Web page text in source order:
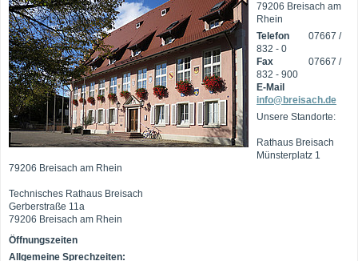
79206 Breisach am
Rhein
Telefon
07667 /
832 - 0
Fax
07667 /
832 - 900
E-Mail
info@breisach.de
Unsere Standorte:
Rathaus Breisach
Münsterplatz 1
79206 Breisach am Rhein
Technisches Rathaus Breisach
Gerberstraße 11a
79206 Breisach am Rhein
Öffnungszeiten
Allgemeine Sprechzeiten: